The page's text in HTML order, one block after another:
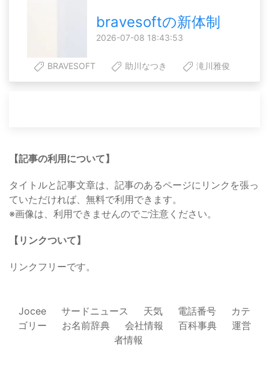
bravesoftの新体制
2026-07-08 18:43:53
BRAVESOFT 助川なつき 滝川雅俊
【記事の利用について】
タイトルと記事文章は、記事のあるページにリンクを張っ
ていただければ、無料で利用できます。
※画像は、利用できませんのでご注意ください。
【リンクついて】
リンクフリーです。
Jocee サードニュース 天気 電話番号
カテ
ゴリー
お名前辞典 会社情報 百科事典
運営
者情報